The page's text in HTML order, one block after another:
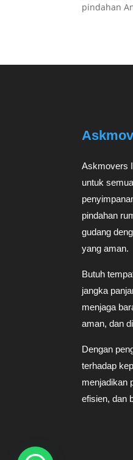
pindahan
Askmovers
untuk
pindahan
gudang
yang aman.
Butuh
jangka
menjaga
aman, dan
Dengan
terhadap
menjadikan
efisien, dan